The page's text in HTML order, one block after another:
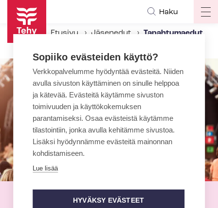
Hyppää
pääsisältöön
Haku
Etusivu Jäsenedut Tapahtumaedut
Tapahtumaedut
Sopiiko evästeiden käyttö?
Verkkopalvelumme hyödyntää evästeitä. Niiden
avulla sivuston käyttäminen on sinulle helppoa
ja kätevää. Evästeitä käytämme sivuston
toimivuuden ja käyttökokemuksen
parantamiseksi. Osaa evästeistä käytämme
tilastointiin, jonka avulla kehitämme sivustoa.
Lisäksi hyödynnämme evästeitä mainonnan
kohdistamiseen.
Lue lisää
HYVÄKSY EVÄSTEET